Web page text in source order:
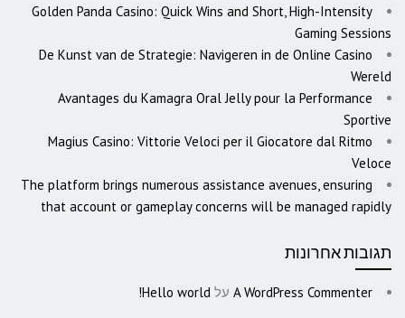
Golden Panda Casino: Quick Wins and Short, High-Intensity
Gaming Sessions
De Kunst van de Strategie: Navigeren in de Online Casino
Wereld
Avantages du Kamagra Oral Jelly pour la Performance
Sportive
Magius Casino: Vittorie Veloci per il Giocatore dal Ritmo
Veloce
The platform brings numerous assistance avenues, ensuring
that account or gameplay concerns will be managed rapidly
תגובות אחרונות
A WordPress Commenter על Hello world!